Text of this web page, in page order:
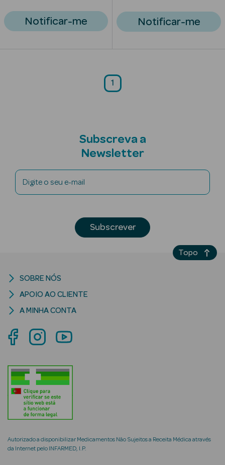
Solares de
Corpo
Autobronzeadores
Solares Cabelo
Ver Tudo
Necessidades
Acne
Anti idade
Cicatrizes
Notificar-me Notificar-me
1
Subscreva a
Newsletter
Digite o seu e-mail
Subscrever
Autorizado a disponibilizar Medicamentos Não Sujeitos a Receita Médica através
da Internet pelo INFARMED, I.P.
SOBRE NÓS
APOIO AO CLIENTE
A MINHA CONTA
Topo